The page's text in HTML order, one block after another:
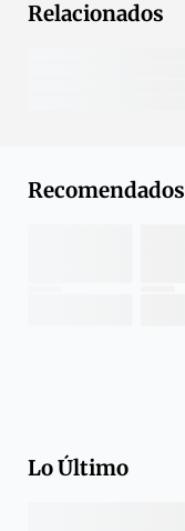
Relacionados
Recomendados
Lo Último